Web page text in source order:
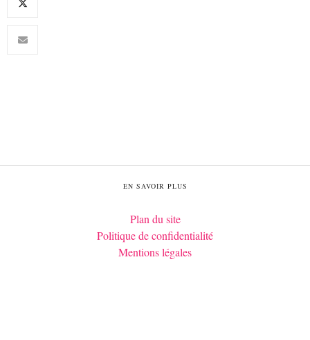
EN SAVOIR PLUS
Plan du site
Politique de confidentialité
Mentions légales